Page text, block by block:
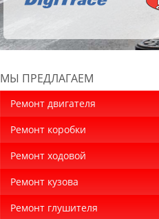
МЫ ПРЕДЛАГАЕМ
Ремонт двигателя
Ремонт коробки
Ремонт ходовой
Ремонт кузова
Ремонт глушителя